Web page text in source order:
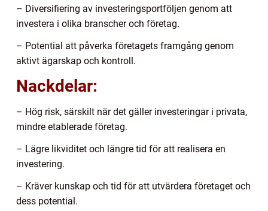
– Diversifiering av investeringsportföljen genom att
investera i olika branscher och företag.
– Potential att påverka företagets framgång genom
aktivt ägarskap och kontroll.
Nackdelar:
– Hög risk, särskilt när det gäller investeringar i privata,
mindre etablerade företag.
– Lägre likviditet och längre tid för att realisera en
investering.
– Kräver kunskap och tid för att utvärdera företaget och
dess potential.